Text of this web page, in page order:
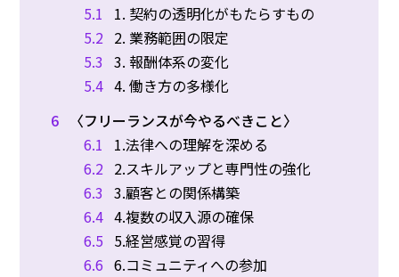
5.1
1. 契約の透明化がもたらすもの
5.2 2. 業務範囲の限定
5.3 3. 報酬体系の変化
5.4 4. 働き方の多様化
6
〈フリーランスが今やるべきこと〉
6.1
1.法律への理解を深める
6.2 2.スキルアップと専門性の強化
6.3 3.顧客との関係構築
6.4 4.複数の収入源の確保
6.5 5.経営感覚の習得
6.6 6.コミュニティへの参加